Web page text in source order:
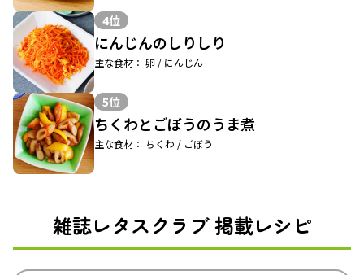
4位
にんじんのしりしり
主な食材： 卵 / にんじん
5位
ちくわとごぼうのうま煮
主な食材： ちくわ / ごぼう
雑誌レタスクラブ 掲載レシピ